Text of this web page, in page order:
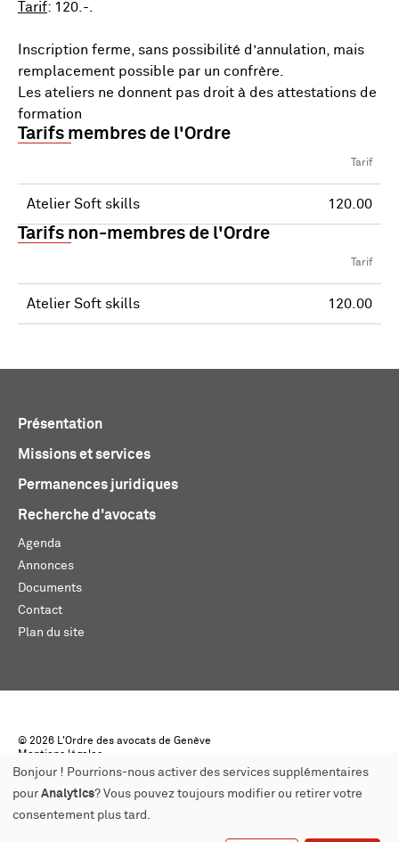
Tarif: 120.-.
Inscription ferme, sans possibilité d’annulation, mais
remplacement possible par un confrère.
Les ateliers ne donnent pas droit à des attestations de
formation
Tarifs membres de l'Ordre
Tarif
Atelier Soft skills 120.00
Tarifs non-membres de l'Ordre
Tarif
Atelier Soft skills 120.00
Présentation
Missions et services
Permanences juridiques
Recherche d'avocats
Agenda
Annonces
Documents
Contact
Plan du site
© 2026 L'Ordre des avocats de Genève
Mentions légales
Créé par monoloco
Bonjour ! Pourrions-nous activer des services supplémentaires
pour Analytics? Vous pouvez toujours modifier ou retirer votre
consentement plus tard.